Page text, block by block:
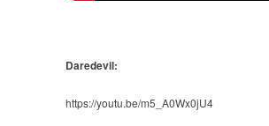
Daredevil:
https://youtu.be/m5_A0Wx0jU4